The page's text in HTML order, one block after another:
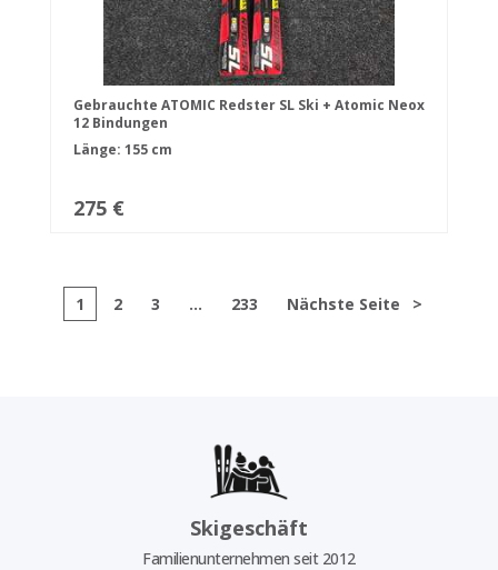
Gebrauchte ATOMIC Redster SL Ski + Atomic Neox
12 Bindungen
Länge: 155 cm
275 €
1 2 3 ... 233 Nächste Seite >
Skigeschäft
Familienunternehmen seit 2012